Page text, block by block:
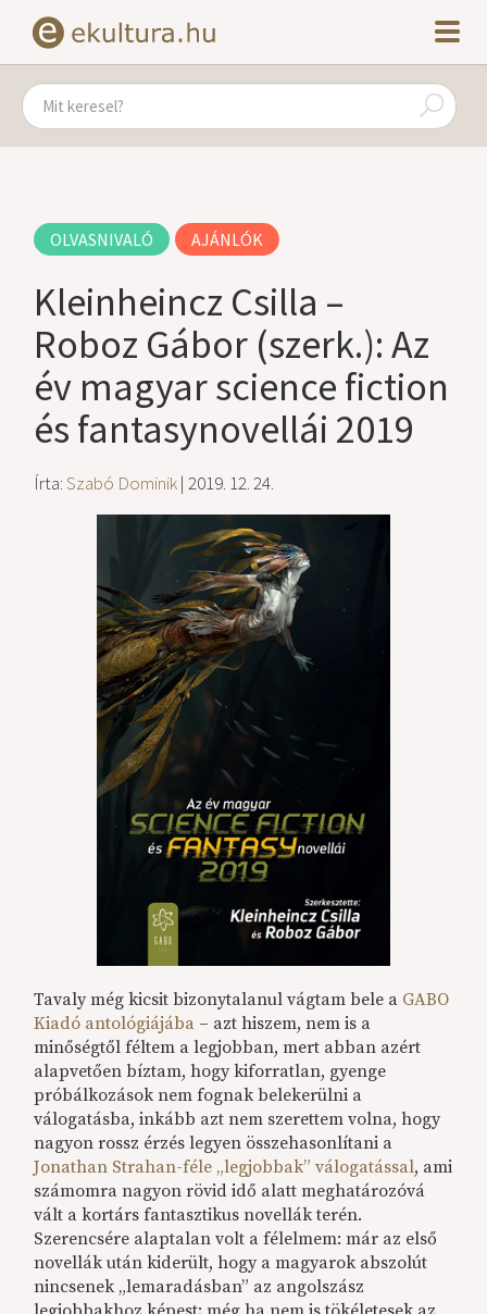
OLVASNIVALÓ AJÁNLÓK
Kleinheincz Csilla –
Roboz Gábor (szerk.): Az
év magyar science fiction
és fantasynovellái 2019
Írta:Szabó Dominik| 2019. 12. 24.
Tavaly még kicsit bizonytalanul vágtam bele a GABO
Kiadó antológiájába – azt hiszem, nem is a
minőségtől féltem a legjobban, mert abban azért
alapvetően bíztam, hogy kiforratlan, gyenge
próbálkozások nem fognak belekerülni a
válogatásba, inkább azt nem szerettem volna, hogy
nagyon rossz érzés legyen összehasonlítani a
Jonathan Strahan-féle „legjobbak” válogatással, ami
számomra nagyon rövid idő alatt meghatározóvá
vált a kortárs fantasztikus novellák terén.
Szerencsére alaptalan volt a félelmem: már az első
novellák után kiderült, hogy a magyarok abszolút
nincsenek „lemaradásban” az angolszász